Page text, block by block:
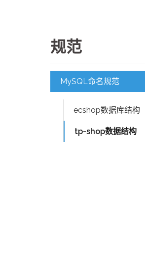
规范
MySQL命名规范
ecshop数据库结构
tp-shop数据结构